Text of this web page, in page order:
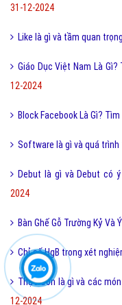
31-12-2024
Like là gì và tầm quan
Giáo Dục Việt Nam Là Gì?
12-2024
Block Facebook Là Gì?
Software là gì và quá
Debut là gì và Debut có
2024
Bàn Ghế Gỗ Trường Kỷ Và
Chỉ số HgB trong xét
Thực đơn là gì và các
12-2024